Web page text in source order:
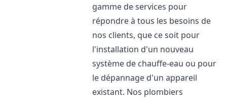
gamme de services pour
répondre à tous les besoins de
nos clients, que ce soit pour
l'installation d'un nouveau
système de chauffe-eau ou pour
le dépannage d'un appareil
existant. Nos plombiers